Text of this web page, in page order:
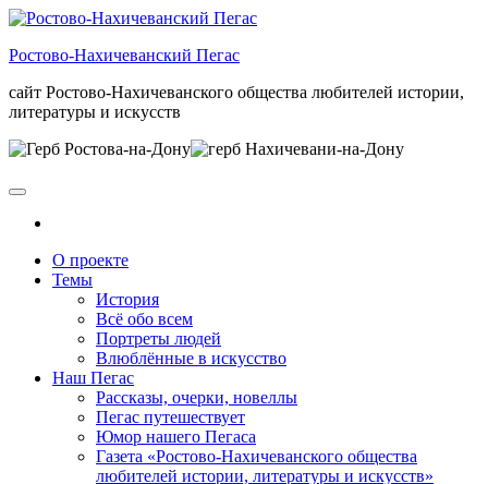
Skip
the
Ростово-Нахичеванский Пегас
сайт Ростово-Нахичеванского общества любителей истории,
литературы и искусств
О проекте
Темы
История
Всё обо всем
Портреты людей
Влюблённые в искусство
Наш Пегас
Рассказы, очерки, новеллы
Пегас путешествует
Юмор нашего Пегаса
Газета «Ростово-Нахичеванского общества
любителей истории, литературы и искусств»